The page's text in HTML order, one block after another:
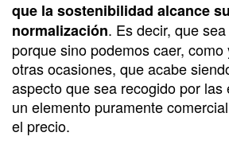
que la sostenibilidad alcance
normalización. Es decir, que
porque sino podemos caer,
otras ocasiones, que acabe
aspecto que sea recogido por las
un elemento puramente
el precio.